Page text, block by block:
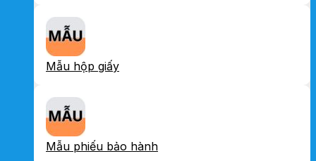
Mẫu hộp giấy
Mẫu phiếu bảo hành